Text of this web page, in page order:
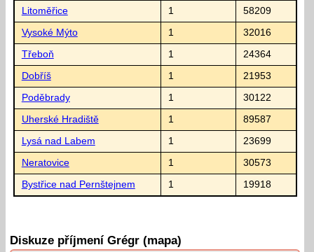
Litoměřice 1 58209
Vysoké Mýto 1 32016
Třeboň 1 24364
Dobříš 1 21953
Poděbrady 1 30122
Uherské Hradiště 1 89587
Lysá nad Labem 1 23699
Neratovice 1 30573
Bystřice nad Pernštejnem 1 19918
Diskuze příjmení Grégr (mapa)